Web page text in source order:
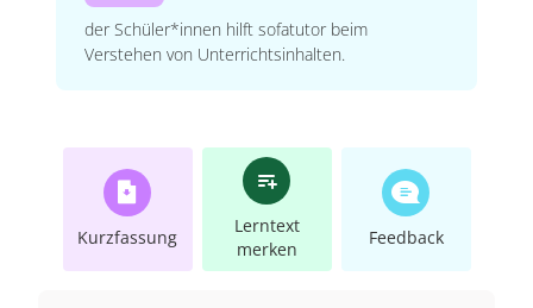
der Schüler*innen hilft sofatutor beim
Verstehen von Unterrichtsinhalten.
Kurzfassung
Lerntext
merken
Feedback